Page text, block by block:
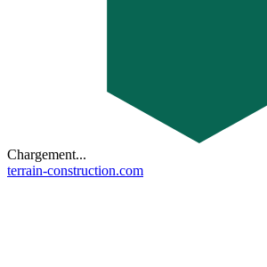
Chargement...
terrain-construction.com